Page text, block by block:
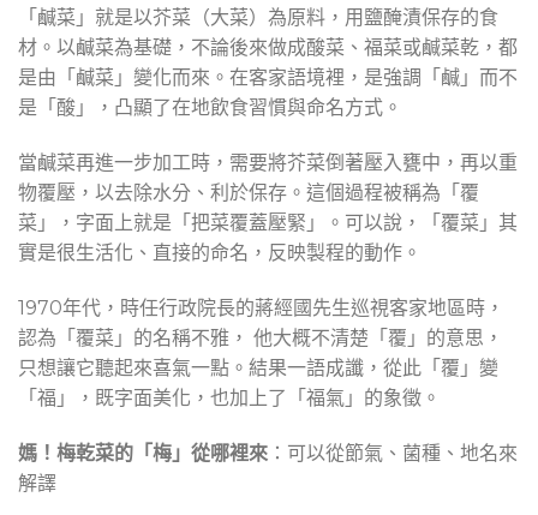
「鹹菜」就是以芥菜（大菜）為原料，用鹽醃漬保存的食
材。以鹹菜為基礎，不論後來做成酸菜、福菜或鹹菜乾，都
是由「鹹菜」變化而來。在客家語境裡，是強調「鹹」而不
是「酸」，凸顯了在地飲食習慣與命名方式。
當鹹菜再進一步加工時，需要將芥菜倒著壓入甕中，再以重
物覆壓，以去除水分、利於保存。這個過程被稱為「覆
菜」，字面上就是「把菜覆蓋壓緊」。可以說，「覆菜」其
實是很生活化、直接的命名，反映製程的動作。
1970年代，時任行政院長的蔣經國先生巡視客家地區時，
認為「覆菜」的名稱不雅， 他大概不清楚「覆」的意思，
只想讓它聽起來喜氣一點。結果一語成讖，從此「覆」變
「福」，既字面美化，也加上了「福氣」的象徵。
媽！梅乾菜的「梅」從哪裡來 ：可以從節氣、菌種、地名來
解譯